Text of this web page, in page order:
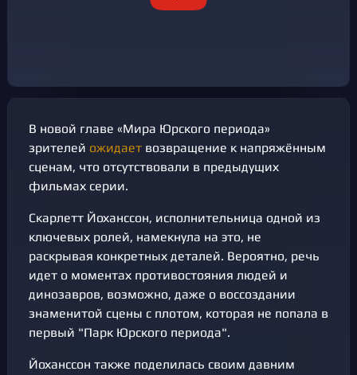
В новой главе «Мира Юрского периода»
зрителей ожидает возвращение к напряжённым
сценам, что отсутствовали в предыдущих
фильмах серии.
Скарлетт Йоханссон, исполнительница одной из
ключевых ролей, намекнула на это, не
раскрывая конкретных деталей. Вероятно, речь
идет о моментах противостояния людей и
динозавров, возможно, даже о воссоздании
знаменитой сцены с плотом, которая не попала в
первый "Парк Юрского периода".
Йоханссон также поделилась своим давним